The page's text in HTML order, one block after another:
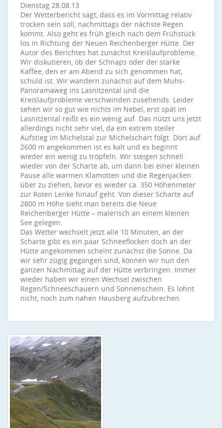
Dienstag 28.08.13
Der Wetterbericht sagt, dass es im Vormittag relativ
trocken sein soll, nachmittags der nächste Regen
kommt. Also geht es früh gleich nach dem Frühstück
los in Richtung der Neuen Reichenberger Hütte. Der
Autor des Berichtes hat zunächst Kreislaufprobleme.
Wir diskutieren, ob der Schnaps oder der starke
Kaffee, den er am Abend zu sich genommen hat,
schuld ist. Wir wandern zunächst auf dem Muhs-
Panoramaweg ins Lasnitzental und die
Kreislaufprobleme verschwinden zusehends. Leider
sehen wir so gut wie nichts im Nebel, erst spät im
Lasnitzental reißt es ein wenig auf. Das nützt uns jetzt
allerdings nicht sehr viel, da ein extrem steiler
Aufstieg im Michelstal zur Michelschart folgt. Dort auf
2600 m angekommen ist es kalt und es beginnt
wieder ein wenig zu tröpfeln. Wir steigen schnell
wieder von der Scharte ab, um dann bei einer kleinen
Pause alle warmen Klamotten und die Regenjacken
über zu ziehen, bevor es wieder ca. 350 Höhenmeter
zur Roten Lenke hinauf geht. Von dieser Scharte auf
2800 m Höhe sieht man bereits die Neue
Reichenberger Hütte – malerisch an einem kleinen
See gelegen.
Das Wetter wechselt jetzt alle 10 Minuten, an der
Scharte gibt es ein paar Schneeflocken doch an der
Hütte angekommen scheint zunächst die Sonne. Da
wir sehr zügig gegangen sind, können wir nun den
ganzen Nachmittag auf der Hütte verbringen. Immer
wieder haben wir einen Wechsel zwischen
Regen/Schneeschauern und Sonnenschein. Es lohnt
nicht, noch zum nahen Hausberg aufzubrechen.